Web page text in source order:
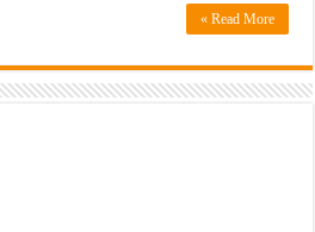
Read More »